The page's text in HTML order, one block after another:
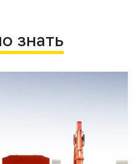
знать